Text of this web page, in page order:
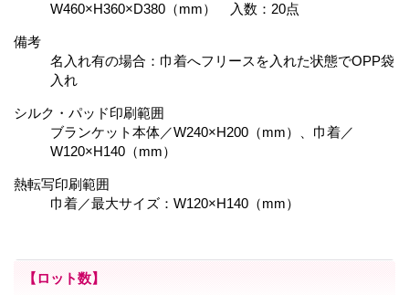
W460×H360×D380（mm） 入数：20点
備考
名入れ有の場合：巾着へフリースを入れた状態でOPP袋
入れ
シルク・パッド印刷範囲
ブランケット本体／W240×H200（mm）、巾着／
W120×H140（mm）
熱転写印刷範囲
巾着／最大サイズ：W120×H140（mm）
【ロット数】